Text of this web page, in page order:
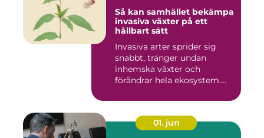
Så kan samhället bekämpa
invasiva växter på ett
hållbart sätt
Invasiva arter sprider sig
snabbt, tränger undan
inhemska växter och
förändrar hela ekosystem.
01. jun